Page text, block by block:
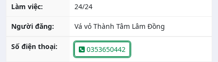
Làm việc: 24/24
Người đăng: Vá vỏ Thành Tâm Lâm Đồng
Số điện thoại: 0353650442